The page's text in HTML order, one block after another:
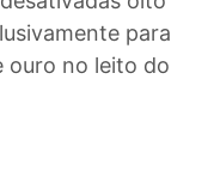
desativadas
de ouro no leito